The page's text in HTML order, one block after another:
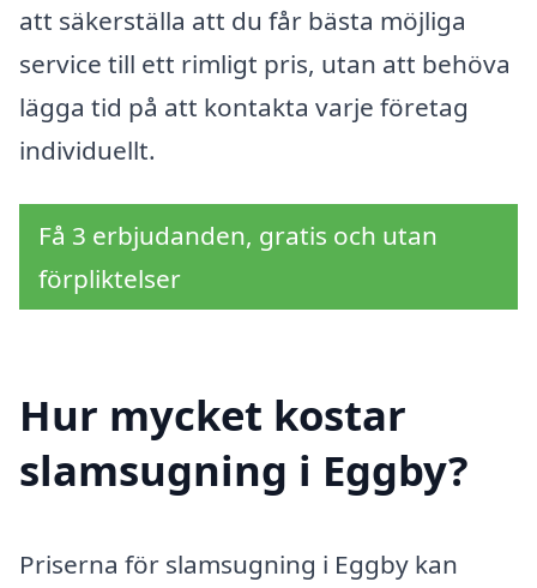
att säkerställa att du får bästa möjliga
service till ett rimligt pris, utan att behöva
lägga tid på att kontakta varje företag
individuellt.
Få 3 erbjudanden, gratis och utan
förpliktelser
Hur mycket kostar
slamsugning i Eggby?
Priserna för slamsugning i Eggby kan